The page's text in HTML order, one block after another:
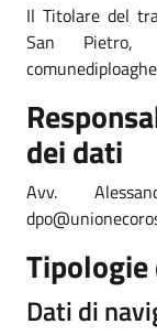
Il Titolare del
San
dei dati
Avv.
Dati di